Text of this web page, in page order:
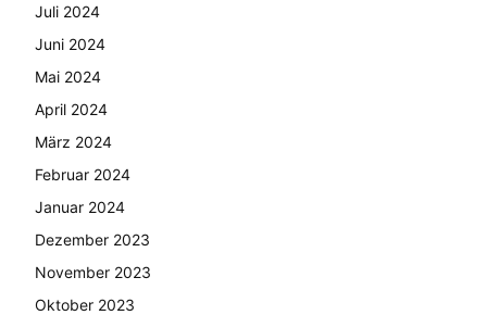
Juli 2024
Juni 2024
Mai 2024
April 2024
März 2024
Februar 2024
Januar 2024
Dezember 2023
November 2023
Oktober 2023